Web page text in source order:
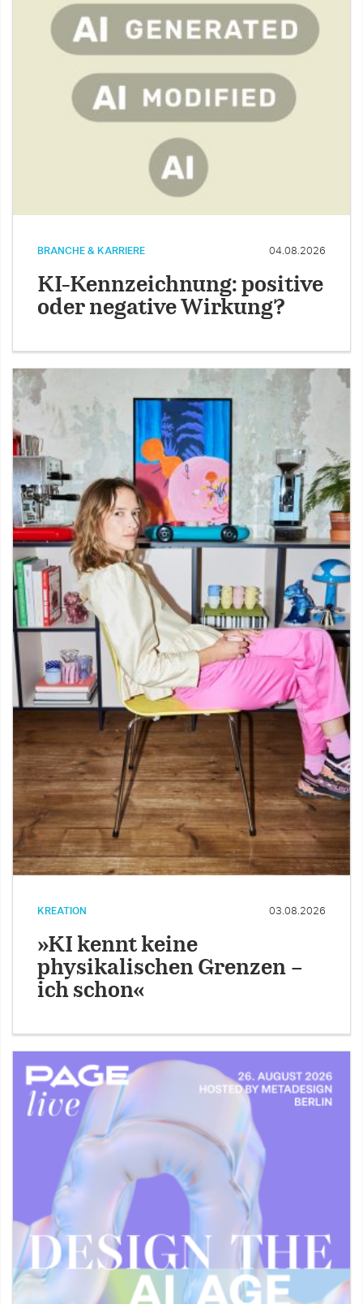
BRANCHE & KARRIERE 04.08.2026
KI-Kennzeichnung: positive
oder negative Wirkung?
KREATION 03.08.2026
»KI kennt keine
physikalischen Grenzen –
ich schon«